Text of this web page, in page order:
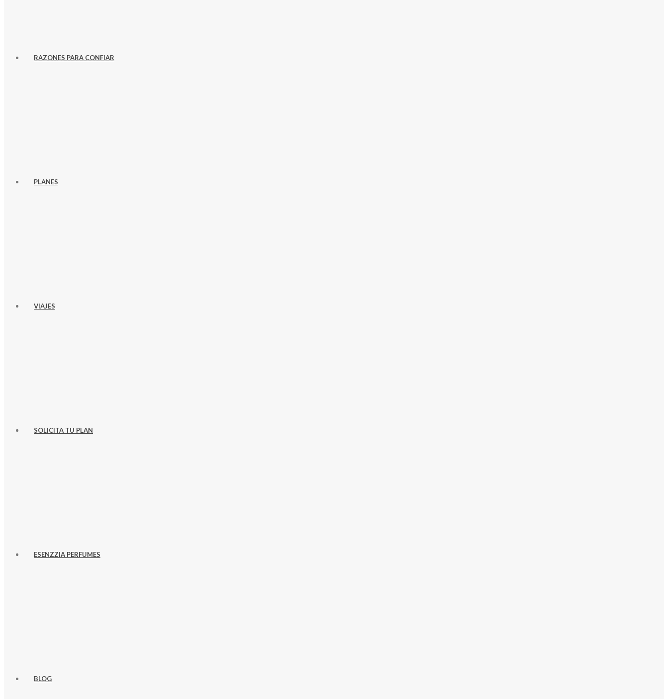
RAZONES PARA CONFIAR
PLANES
VIAJES
SOLICITA TU PLAN
ESENZZIA PERFUMES
BLOG